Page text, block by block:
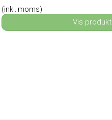
(inkl. moms)
Vis produkt